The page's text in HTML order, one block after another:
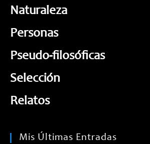
Naturaleza
Personas
Pseudo-filosóficas
Selección
Relatos
Mis Últimas Entradas